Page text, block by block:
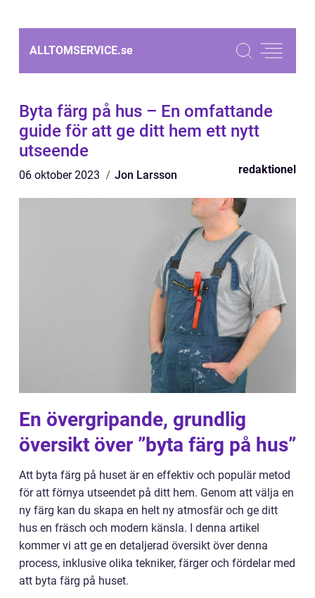
ALLTOMSERVICE.se
Byta färg på hus – En omfattande
guide för att ge ditt hem ett nytt
utseende
06 oktober 2023 Jon Larsson redaktionel
En övergripande, grundlig
översikt över ”byta färg på hus”
Att byta färg på huset är en effektiv och populär metod
för att förnya utseendet på ditt hem. Genom att välja en
ny färg kan du skapa en helt ny atmosfär och ge ditt
hus en fräsch och modern känsla. I denna artikel
kommer vi att ge en detaljerad översikt över denna
process, inklusive olika tekniker, färger och fördelar med
att byta färg på huset.